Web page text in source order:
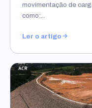
movimentação de
como:...
Ler o artigo